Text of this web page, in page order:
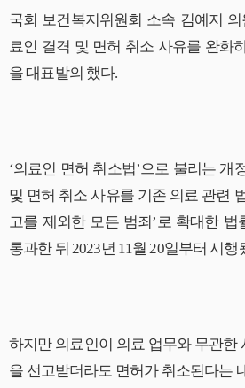
국회 보건복지위원회 소속 김예지
료인 결격 및 면허 취소 사유를 완화
을 대표발의 했다.
‘의료인 면허 취소법’으로 불리는 개
및 면허 취소 사유를 기존 의료 관련
고를 제외한 모든 범죄’로 확대한 법
통과한 뒤 2023년 11월 20일부터 시행
하지만 의료인이 의료 업무와 무관한
을 선고받더라도 면허가 취소된다는